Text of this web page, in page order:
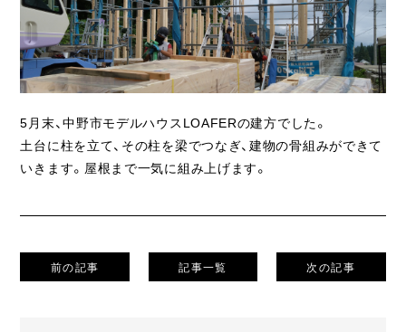
クオリティ
お知らせ
ブログ
会社概要
採用情報
5月末、中野市モデルハウスLOAFERの建方でした。
土台に柱を立て、その柱を梁でつなぎ、建物の骨組みができて
いきます。屋根まで一気に組み上げます。
前の記事 記事一覧 次の記事